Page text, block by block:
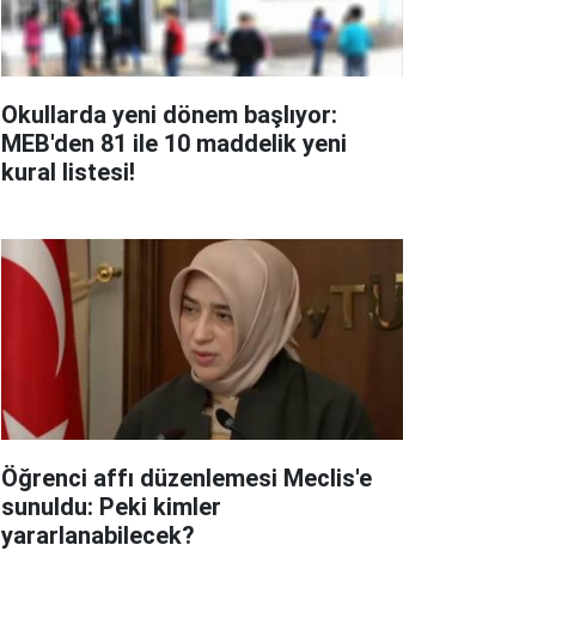
Okullarda yeni dönem başlıyor:
MEB'den 81 ile 10 maddelik yeni
kural listesi!
Öğrenci affı düzenlemesi Meclis'e
sunuldu: Peki kimler
yararlanabilecek?